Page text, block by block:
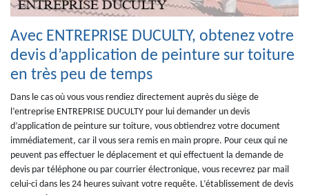
Avec ENTREPRISE DUCULTY, obtenez votre
devis d’application de peinture sur toiture
en très peu de temps
Dans le cas où vous vous rendiez directement auprès du siège de
l’entreprise ENTREPRISE DUCULTY pour lui demander un devis
d’application de peinture sur toiture, vous obtiendrez votre document
immédiatement, car il vous sera remis en main propre. Pour ceux qui ne
peuvent pas effectuer le déplacement et qui effectuent la demande de
devis par téléphone ou par courrier électronique, vous recevrez par mail
celui-ci dans les 24 heures suivant votre requête. L’établissement de devis